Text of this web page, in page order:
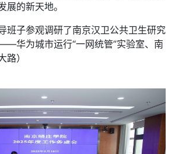
展的新天地。
子参观调研了南京汉卫公共卫生研究
华为城市运行“一网统管”实验室、南
路）